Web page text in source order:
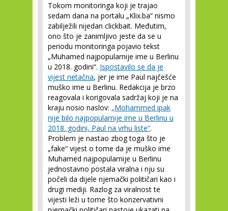
Tokom monitoringa koji je trajao
sedam dana na portalu „Klix.ba“ nismo
zabilježili nijedan clickbait. Međutim,
ono što je zanimljivo jeste da se u
periodu monitoringa pojavio tekst
„Muhamed najpopularnije ime u Berlinu
u 2018. godini“. Ispostavilo se da je
vijest netačna, jer je ime Paul najčešće
muško ime u Berlinu. Redakcija je brzo
reagovala i korigovala sadržaj koji je na
kraju nosio naslov: „Mohammed ipak
nije bilo najpopularnije ime u Berlinu u
2018. godini, Paul na vrhu liste“.
Problem je nastao zbog toga što je
„fake“ vijest o tome da je muško ime
Muhamed najpopularnije u Berlinu
jednostavno postala viralna i nju su
počeli da dijele njemački političari kao i
drugi mediji. Razlog za viralnost te
vijesti leži u tome što konzervativni